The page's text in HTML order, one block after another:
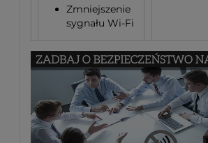
Zmniejszenie
sygnału Wi-Fi